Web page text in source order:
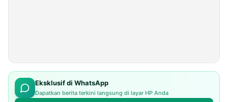
Eksklusif di WhatsApp
Dapatkan berita terkini langsung di layar HP Anda